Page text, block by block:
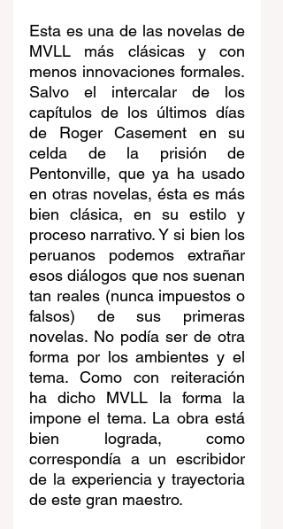
Esta es una de las novelas de
MVLL más clásicas y con
menos innovaciones formales.
Salvo el intercalar de los
capítulos de los últimos días
de Roger Casement en su
celda de la prisión de
Pentonville, que ya ha usado
en otras novelas, ésta es más
bien clásica, en su estilo y
proceso narrativo. Y si bien los
peruanos podemos extrañar
esos diálogos que nos suenan
tan reales (nunca impuestos o
falsos) de sus primeras
novelas. No podía ser de otra
forma por los ambientes y el
tema. Como con reiteración
ha dicho MVLL la forma la
impone el tema. La obra está
bien lograda, como
correspondía a un escribidor
de la experiencia y trayectoria
de este gran maestro.